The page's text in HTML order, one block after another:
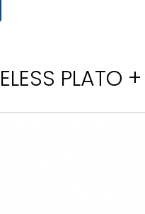
PLATO +